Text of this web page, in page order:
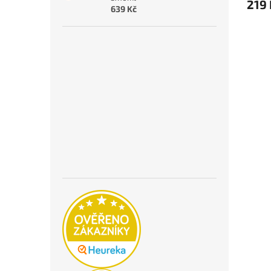
639 Kč 219